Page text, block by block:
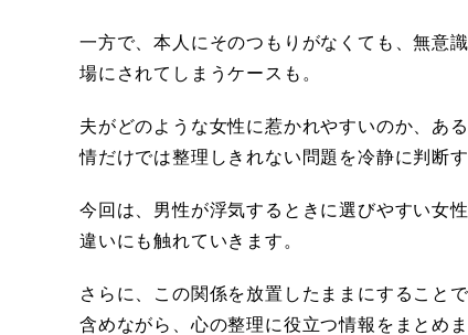
一方で、本人にそのつもりがなくても、無意
場にされてしまうケースも。
夫がどのような女性に惹かれやすいのか、あ
情だけでは整理しきれない問題を冷静に判断
今回は、男性が浮気するときに選びやすい女
違いにも触れていきます。
さらに、この関係を放置したままにすること
含めながら、心の整理に役立つ情報をまとめ